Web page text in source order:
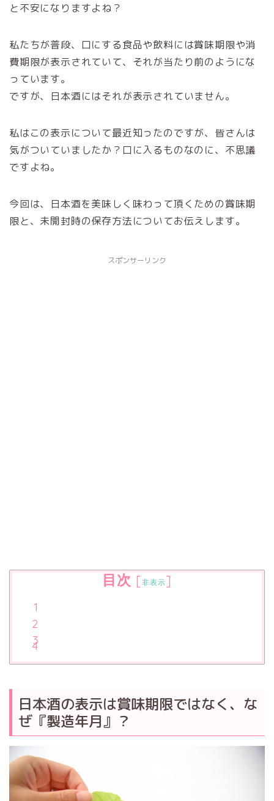
と不安になりますよね？
私たちが普段、口にする食品や飲料には賞味期限や消
費期限が表示されていて、それが当たり前のようにな
っています。
ですが、日本酒にはそれが表示されていません。
私はこの表示について最近知ったのですが、皆さんは
気がついていましたか？口に入るものなのに、 不思議
ですよね。
今回は、日本酒を美味しく味わって頂くための賞味期
限と、未開封時の保存方法についてお伝えします。
スポンサーリンク
目次 [非表示]
日本酒の表示は賞味期限ではなく、な
ぜ『製造年月』？